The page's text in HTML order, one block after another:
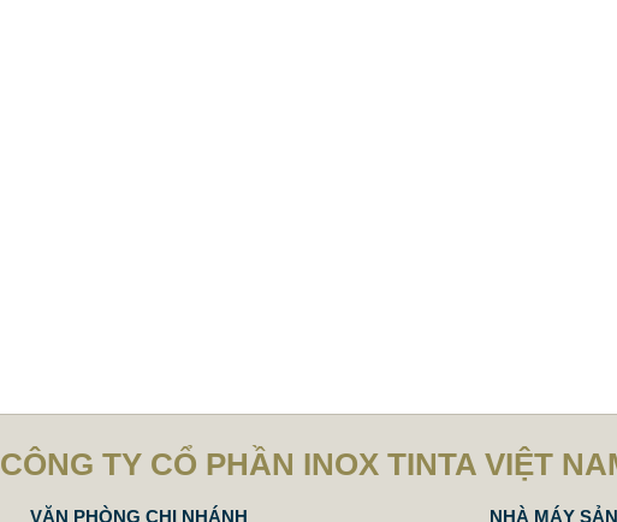
CÔNG TY CỔ PHẦN INOX TINTA VIỆT
VĂN PHÒNG CHI NHÁNH NHÀ MÁY